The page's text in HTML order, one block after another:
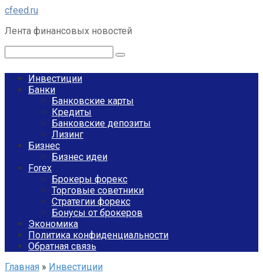
Перейти
контенту
cfeed.ru
Лента финансовых новостей
Инвестиции
Банки
Банковские карты
Кредиты
Банковские депозиты
Лизинг
Бизнес
Бизнес идеи
Forex
Брокеры форекс
Торговые советники
Стратегии форекс
Бонусы от брокеров
Экономика
Политика конфиденциальности
Обратная связь
Главная » Инвестиции